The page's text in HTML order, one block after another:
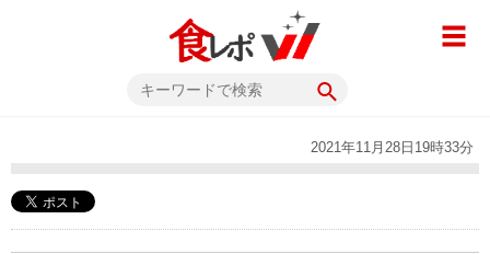
2021年11月28日19時33分